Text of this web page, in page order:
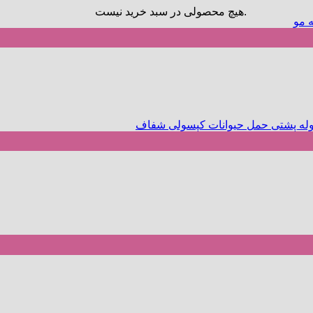
هیچ محصولی در سبد خرید نیست.